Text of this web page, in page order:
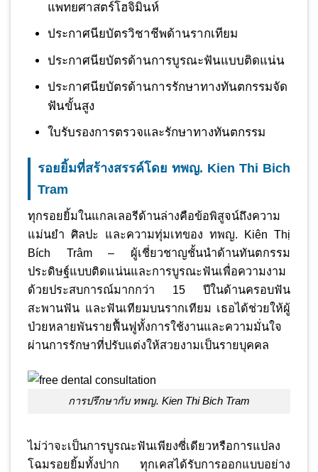
แพทยศาสตร์โฮจิมินห์
ประกาศนียบัตรวิชาชีพด้านรากเทียม
ประกาศนียบัตรด้านการบูรณะฟันแบบติดแน่น
ประกาศนียบัตรด้านการรักษาทางทันตกรรมจัด
ฟันขั้นสูง
ใบรับรองการตรวจและรักษาทางทันตกรรม
รอยยิ้มที่สร้างสรรค์โดย ทพญ. Kien Thi Bich
Tram
ทุกรอยยิ้มในแกลเลอรีด้านล่างคือข้อพิสูจน์ถึงความ
แม่นยำ ศิลปะ และความทุ่มเทของ ทพญ. Kiên Thị
Bích Trâm – ผู้เชี่ยวชาญชั้นนำด้านทันตกรรม
ประดิษฐ์แบบติดแน่นและการบูรณะฟันเพื่อความงาม
ด้วยประสบการณ์มากกว่า 15 ปีในด้านครอบฟัน
สะพานฟัน และฟันเทียมบนรากเทียม เธอได้ช่วยให้ผู้
ป่วยหลายพันรายฟื้นฟูทั้งการใช้งานและความมั่นใจ
ผ่านการรักษาที่ปรับแต่งให้สวยงามเป็นรายบุคคล
การปรึกษากับ ทพญ. Kien Thi Bich Tram
ไม่ว่าจะเป็นการบูรณะฟันเพียงซี่เดียวหรือการแปลง
โฉมรอยยิ้มทั้งปาก ทุกเคสได้รับการออกแบบอย่าง